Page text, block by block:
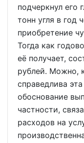
подчеркнул его
тонн угля в год
приобретение
Тогда как
её получает,
рублей. Можно,
справедлива
обоснование
частности,
расходов на